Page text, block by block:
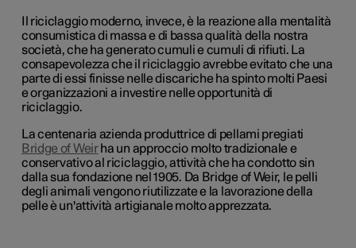
Il riciclaggio moderno, invece, è la reazione alla mentalità
consumistica di massa e di bassa qualità della nostra
società, che ha generato cumuli e cumuli di rifiuti. La
consapevolezza che il riciclaggio avrebbe evitato che una
parte di essi finisse nelle discariche ha spinto molti Paesi
e organizzazioni a investire nelle opportunità di
riciclaggio.
La centenaria azienda produttrice di pellami pregiati
Bridge of Weirha un approccio molto tradizionale e
conservativo al riciclaggio, attività che ha condotto sin
dalla sua fondazione nel 1905. Da Bridge of Weir, le pelli
degli animali vengono riutilizzate e la lavorazione della
pelle è un'attività artigianale molto apprezzata.